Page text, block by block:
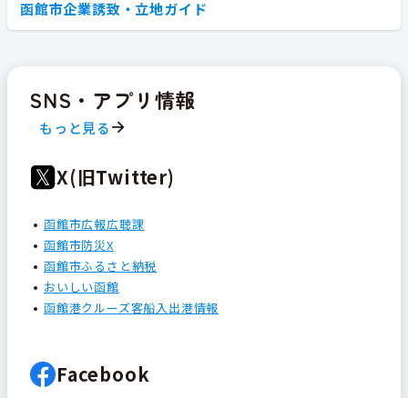
函館市企業誘致・立地ガイド
SNS・アプリ情報
もっと見る
X(旧Twitter)
函館市広報広聴課
函館市防災X
函館市ふるさと納税
おいしい函館
函館港クルーズ客船入出港情報
Facebook